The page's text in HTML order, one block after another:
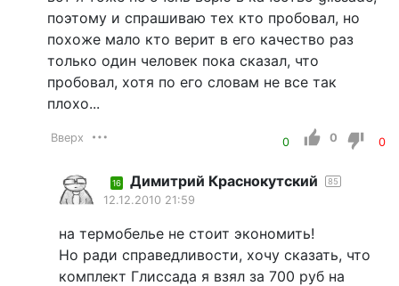
поэтому и спрашиваю тех кто пробовал, но
похоже мало кто верит в его качество раз
только один человек пока сказал, что
пробовал, хотя по его словам не все так
плохо...
Вверх 0 0 0
16 Димитрий Краснокутский 85
12.12.2010 21:59
на термобелье не стоит экономить!
Но ради справедливости, хочу сказать, что
комплект Глиссада я взял за 700 руб на